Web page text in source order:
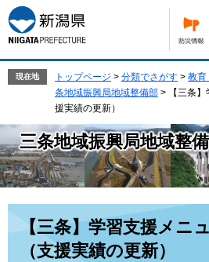
ー
ジ
の
す。
ニ
ュ
ー
し
本
文
へ
現在地 トップページ > 分類でさがす > 教育
条地域振興局地域整備部 >
【三条
援実績の更新）
三条地域振興局地域整
【三条】学習支援メニ
（支援実績の更新）